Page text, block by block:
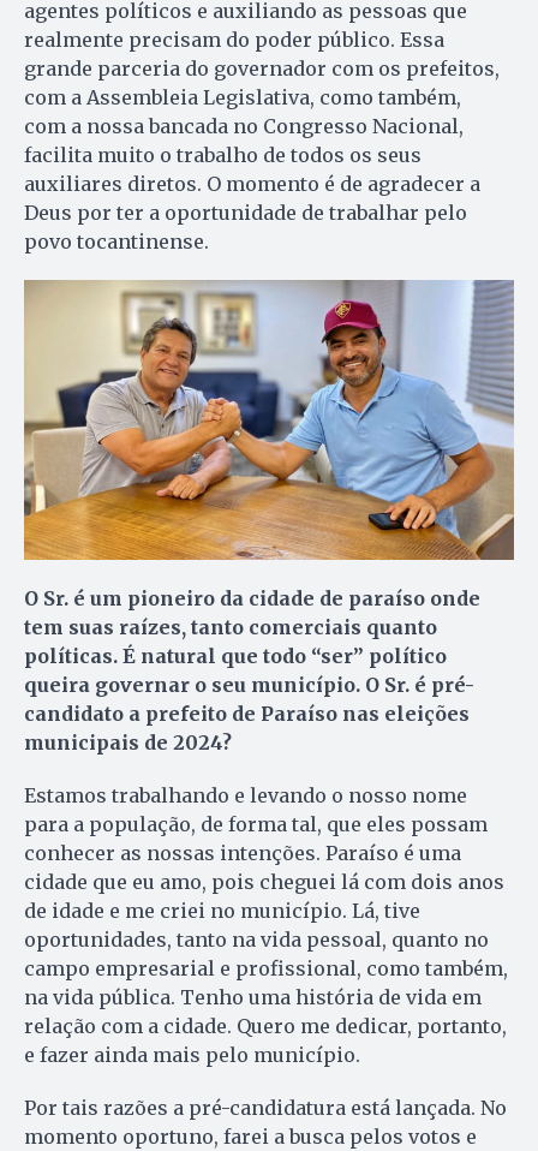
agentes políticos e auxiliando as pessoas que
realmente precisam do poder público. Essa
grande parceria do governador com os prefeitos,
com a Assembleia Legislativa, como também,
com a nossa bancada no Congresso Nacional,
facilita muito o trabalho de todos os seus
auxiliares diretos. O momento é de agradecer a
Deus por ter a oportunidade de trabalhar pelo
povo tocantinense.
O Sr. é um pioneiro da cidade de paraíso onde
tem suas raízes, tanto comerciais quanto
políticas. É natural que todo “ser” político
queira governar o seu município. O Sr. é pré-
candidato a prefeito de Paraíso nas eleições
municipais de 2024?
Estamos trabalhando e levando o nosso nome
para a população, de forma tal, que eles possam
conhecer as nossas intenções. Paraíso é uma
cidade que eu amo, pois cheguei lá com dois anos
de idade e me criei no município. Lá, tive
oportunidades, tanto na vida pessoal, quanto no
campo empresarial e profissional, como também,
na vida pública. Tenho uma história de vida em
relação com a cidade. Quero me dedicar, portanto,
e fazer ainda mais pelo município.
Por tais razões a pré-candidatura está lançada. No
momento oportuno, farei a busca pelos votos e